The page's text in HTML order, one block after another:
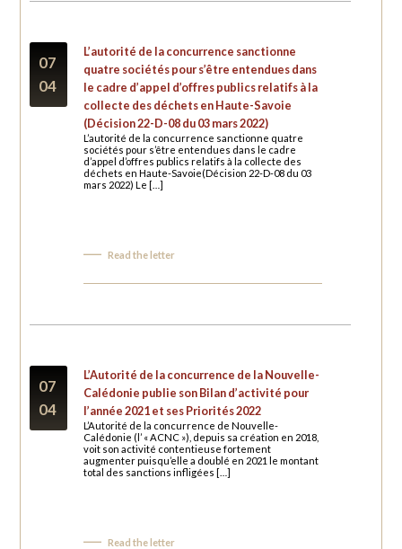
07
04
L’autorité de la concurrence sanctionne
quatre sociétés pour s’être entendues dans
le cadre d’appel d’offres publics relatifs à la
collecte des déchets en Haute-Savoie
(Décision 22-D-08 du 03 mars 2022)
L’autorité de la concurrence sanctionne quatre
sociétés pour s’être entendues dans le cadre
d’appel d’offres publics relatifs à la collecte des
déchets en Haute-Savoie(Décision 22-D-08 du 03
mars 2022) Le […]
Read the letter
07
04
L’Autorité de la concurrence de la Nouvelle-
Calédonie publie son Bilan d’activité pour
l’année 2021 et ses Priorités 2022
L’Autorité de la concurrence de Nouvelle-
Calédonie (l’ « ACNC »), depuis sa création en 2018,
voit son activité contentieuse fortement
augmenter puisqu’elle a doublé en 2021 le montant
total des sanctions infligées […]
Read the letter